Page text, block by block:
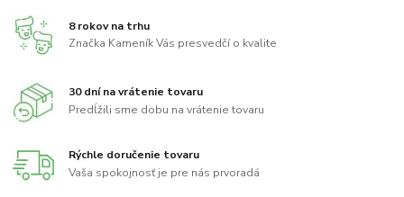
8 rokov na trhu
Značka Kameník Vás presvedčí o kvalite
30 dní na vrátenie tovaru
Predĺžili sme dobu na vrátenie tovaru
Rýchle doručenie tovaru
Vaša spokojnosť je pre nás prvoradá